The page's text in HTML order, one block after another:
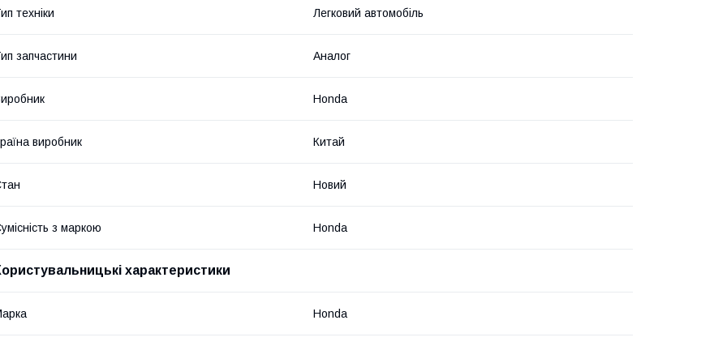
техніки Легковий автомобіль
запчастини Аналог
Honda
виробник Китай
Новий
з маркою Honda
характеристики
Honda